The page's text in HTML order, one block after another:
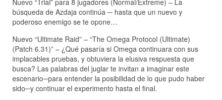
Nuevo “Trial” para 8 jugadores (Normal/Extreme) – La
búsqueda de Azdaja continúa ─ hasta que un nuevo y
poderoso enemigo se te opone…
Nuevo “Ultimate Raid” – “The Omega Protocol (Ultimate)
(Patch 6.31)” – ¿Qué pasaría si Omega continuara con sus
implacables pruebas, y obtuviera la elusiva respuesta que
busca? Las palabras del juglar te invitan a imaginar este
escenario─para entender la posibilidad de lo que pudo haber
sido─y continuar el experimento hasta el final.